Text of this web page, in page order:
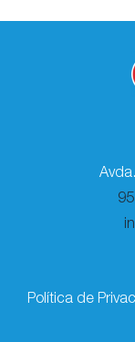
Política de